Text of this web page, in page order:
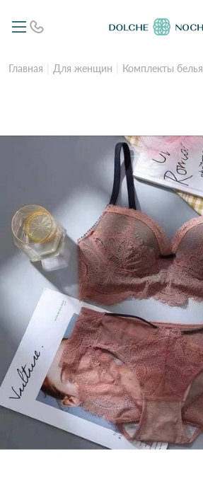
Главная Для женщин Комплекты белья